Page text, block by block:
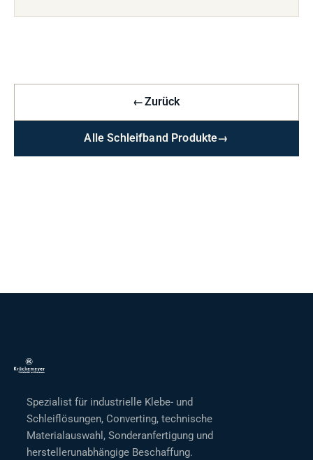
←Zurück
Alle Schleifband Produkte→
Spezialist für industrielle Klebe- und
Schleiflösungen, Converting, technische
Materialauswahl, Sonderanfertigung und
herstellerunabhängige Beschaffung.